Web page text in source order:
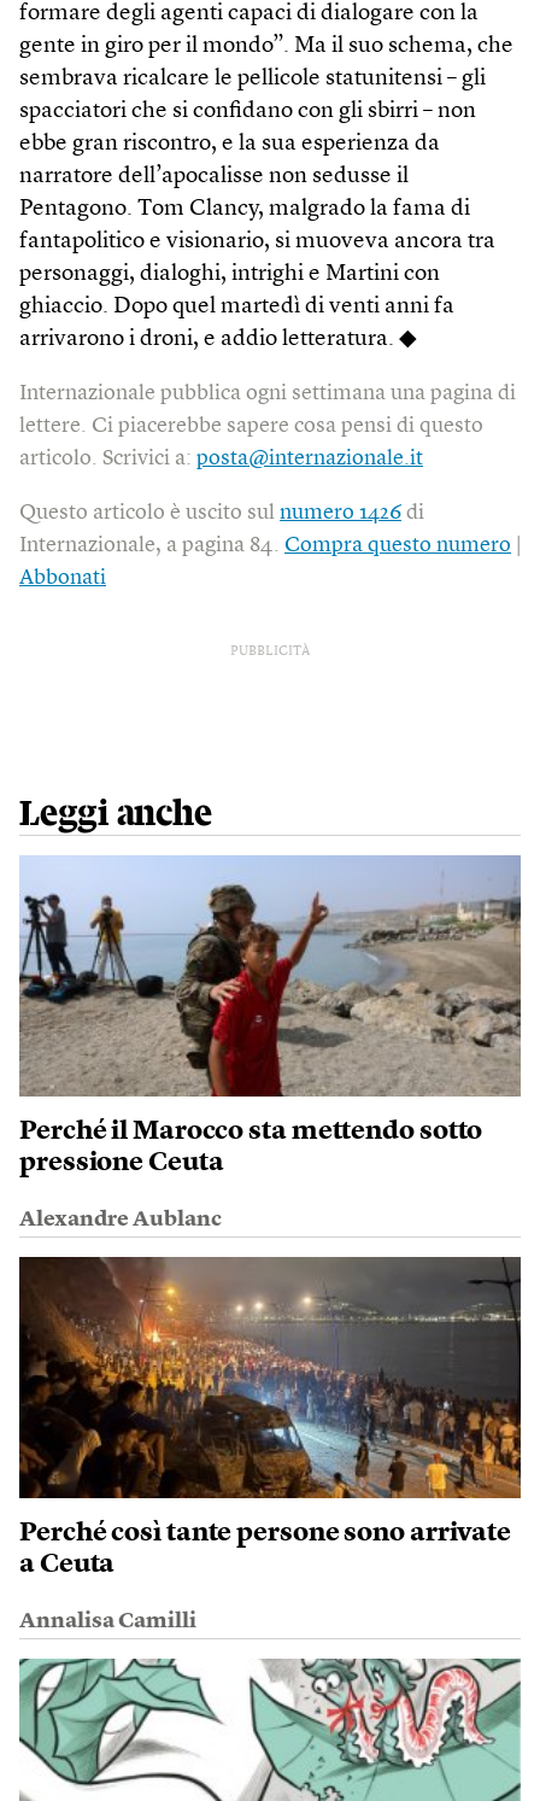
formare degli agenti capaci di dialogare con la
gente in giro per il mondo”. Ma il suo schema, che
sembrava ricalcare le pellicole statunitensi – gli
spacciatori che si confidano con gli sbirri – non
ebbe gran riscontro, e la sua esperienza da
narratore dell’apocalisse non sedusse il
Pentagono. Tom Clancy, malgrado la fama di
fantapolitico e visionario, si muoveva ancora tra
personaggi, dialoghi, intrighi e Martini con
ghiaccio. Dopo quel martedì di venti anni fa
arrivarono i droni, e addio letteratura. ◆
Internazionale pubblica ogni settimana una pagina di
lettere. Ci piacerebbe sapere cosa pensi di questo
articolo. Scrivici a: posta@internazionale.it
Questo articolo è uscito sul numero 1426 di
Internazionale, a pagina 84. Compra questo numero
Abbonati
PUBBLICITÀ
Leggi anche
Perché il Marocco sta mettendo sotto
pressione Ceuta
Alexandre Aublanc
Perché così tante persone sono arrivate
a Ceuta
Annalisa Camilli